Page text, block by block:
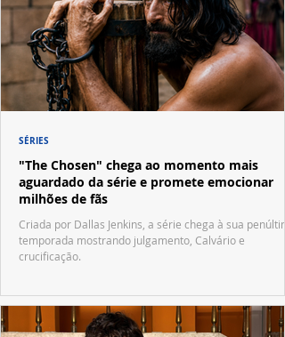
"The Chosen" chega ao momento mais
aguardado da série e promete emocionar
milhões de fãs
Criada por Dallas Jenkins, a série chega à sua
temporada mostrando julgamento, Calvário e
crucificação.
SÉRIES